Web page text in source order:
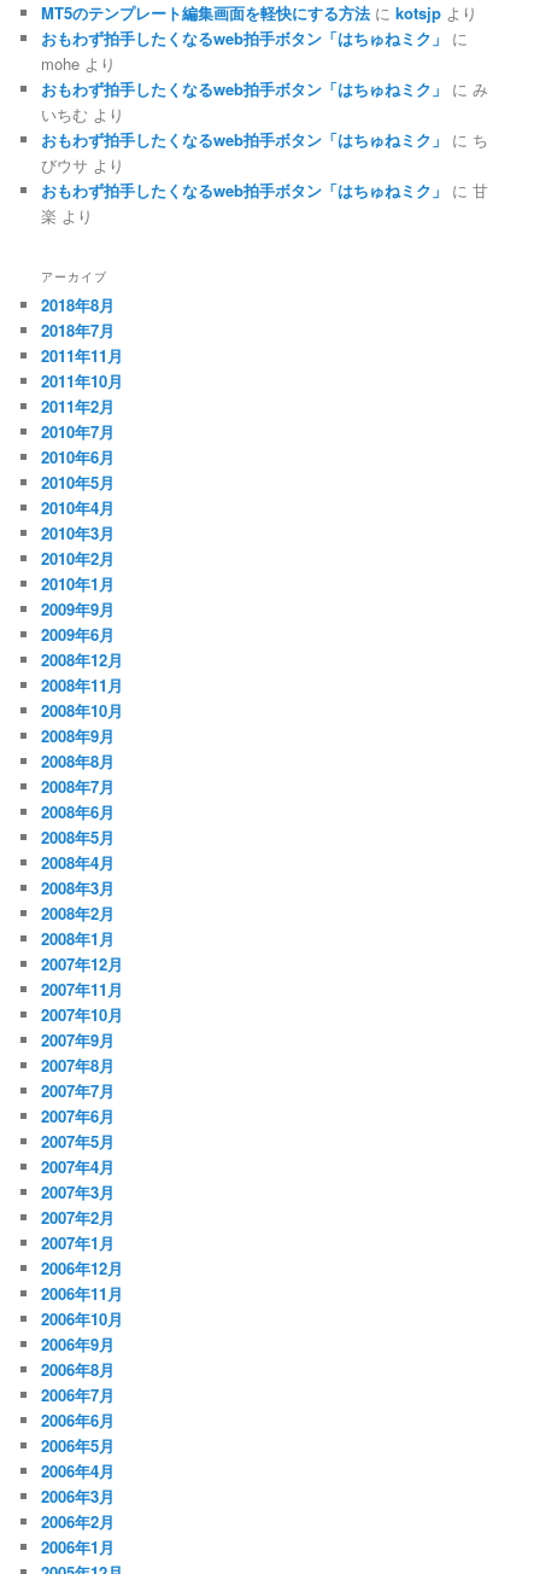
MT5のテンプレート編集画面を軽快にする方法にkotsjp より
おもわず拍手したくなるweb拍手ボタン「はちゅねミク」
に
mohe より
おもわず拍手したくなるweb拍手ボタン「はちゅねミク」
にみ
いちむ より
おもわず拍手したくなるweb拍手ボタン「はちゅねミク」
に ち
びウサ より
おもわず拍手したくなるweb拍手ボタン「はちゅねミク」
に甘
楽 より
アーカイブ
2018年8月
2018年7月
2011年11月
2011年10月
2011年2月
2010年7月
2010年6月
2010年5月
2010年4月
2010年3月
2010年2月
2010年1月
2009年9月
2009年6月
2008年12月
2008年11月
2008年10月
2008年9月
2008年8月
2008年7月
2008年6月
2008年5月
2008年4月
2008年3月
2008年2月
2008年1月
2007年12月
2007年11月
2007年10月
2007年9月
2007年8月
2007年7月
2007年6月
2007年5月
2007年4月
2007年3月
2007年2月
2007年1月
2006年12月
2006年11月
2006年10月
2006年9月
2006年8月
2006年7月
2006年6月
2006年5月
2006年4月
2006年3月
2006年2月
2006年1月